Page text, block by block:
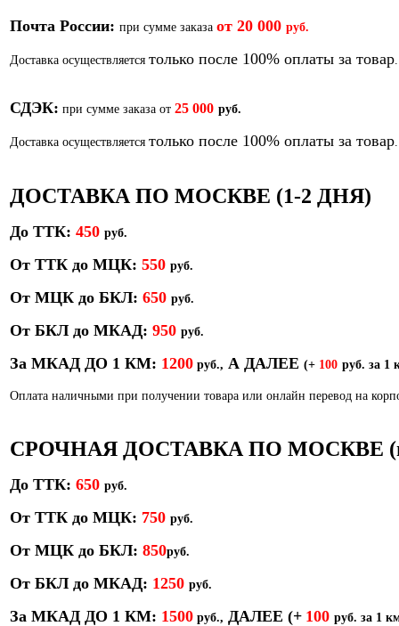
Почта России: при сумме заказа от 20 000 руб.
Доставка осуществляется только после 100% оплаты за товар.
СДЭК: при сумме заказа от 25 000 руб.
Доставка осуществляется только после 100% оплаты за товар.
ДОСТАВКА ПО МОСКВЕ (1-2 ДНЯ)
До ТТК: 450 руб.
От ТТК до МЦК: 550 руб.
От МЦК до БКЛ: 650 руб.
От БКЛ до МКАД: 950 руб.
За МКАД ДО 1 КМ: 1200 руб., А ДАЛЕЕ (+ 100 руб. за 1
Оплата наличными при получении товара или онлайн перевод на
СРОЧНАЯ ДОСТАВКА ПО МОСКВЕ (в
До ТТК: 650 руб.
От ТТК до МЦК: 750 руб.
От МЦК до БКЛ: 850руб.
От БКЛ до МКАД: 1250 руб.
За МКАД ДО 1 КМ: 1500 руб., ДАЛЕЕ (+ 100 руб. за 1